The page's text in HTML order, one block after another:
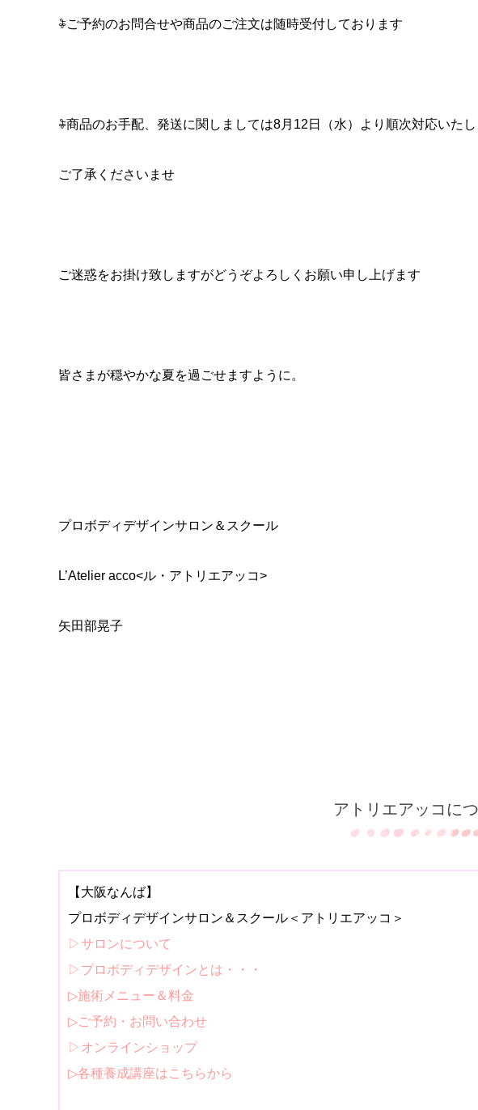
𖦞ご予約のお問合せや商品のご注文は随時受付しております
𖦞商品のお手配、発送に関しましては8月12日（水）より順次対応いた
ご了承くださいませ
ご迷惑をお掛け致しますがどうぞよろしくお願い申し上げます
皆さまが穏やかな夏を過ごせますように。
プロボディデザインサロン＆スクール
L’Atelier acco<ル・アトリエアッコ>
矢田部晃子
アトリエアッコに
【大阪なんば】
プロボディデザインサロン＆スクール＜アトリエアッコ＞
▷サロンについて
▷プロボディデザインとは・・・
▷施術メニュー＆料金
▷ご予約・お問い合わせ
▷オンラインショップ
▷各種養成講座はこちらから